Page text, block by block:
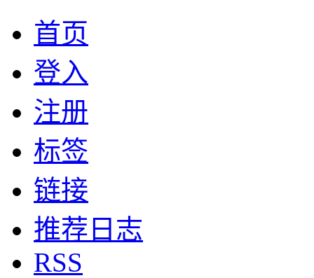
首页
登入
注册
标签
链接
推荐日志
RSS